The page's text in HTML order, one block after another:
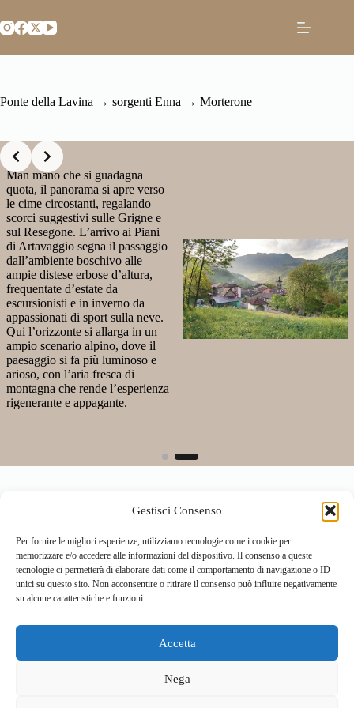
Gestisci Consenso
Per fornire le migliori esperienze, utilizziamo tecnologie come i cookie per
memorizzare e/o accedere alle informazioni del dispositivo. Il consenso a queste
tecnologie ci permetterà di elaborare dati come il comportamento di navigazione o ID
unici su questo sito. Non acconsentire o ritirare il consenso può influire negativamente
su alcune caratteristiche e funzioni.
Accetta
Nega
al
contenuto
Ponte della Lavina → sorgenti Enna → Morterone
Man mano che si guadagna
quota, il panorama si apre verso
le cime circostanti, regalando
scorci suggestivi sulle Grigne e
sul Resegone. L’arrivo ai Piani
di Artavaggio segna il passaggio
dall’ambiente boschivo alle
ampie distese erbose d’altura,
frequentate d’estate da
escursionisti e in inverno da
appassionati di sport sulla neve.
Qui l’orizzonte si allarga in un
ampio scenario alpino, dove il
paesaggio si fa più luminoso e
arioso, con l’aria fresca di
montagna che rende l’esperienza
rigenerante e appagante.
Slide 2 of 2
Vivi la Montagna
Cucina e prodotti tipici